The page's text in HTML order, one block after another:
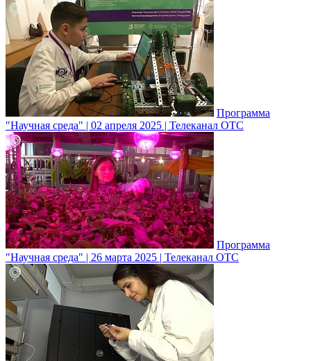
Программа
"Научная среда" | 02 апреля 2025 | Телеканал ОТС
Программа
"Научная среда" | 26 марта 2025 | Телеканал ОТС